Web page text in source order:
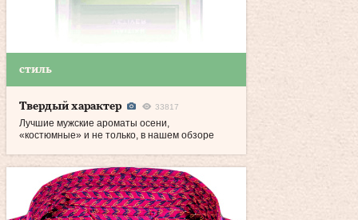
стиль
Твердый характер 33817
Лучшие мужские ароматы осени,
«костюмные» и не только, в нашем обзоре